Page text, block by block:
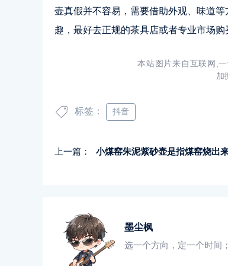
壶真假并不容易，需要借助外观、味道
趣，最好去正规的茶具店或者专业市场购
本站图片来自互联网,
加
标签： 抖音
上一篇： 小煤窑朱泥紫砂壶是指煤窑烧出
墨尘枫
选一个方向，定一个时间